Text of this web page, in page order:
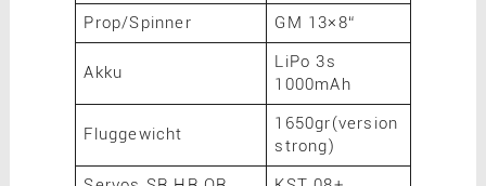
Prop/Spinner
GM 13×8“
Akku
LiPo 3s
1000mAh
Fluggewicht
1650gr(version
strong)